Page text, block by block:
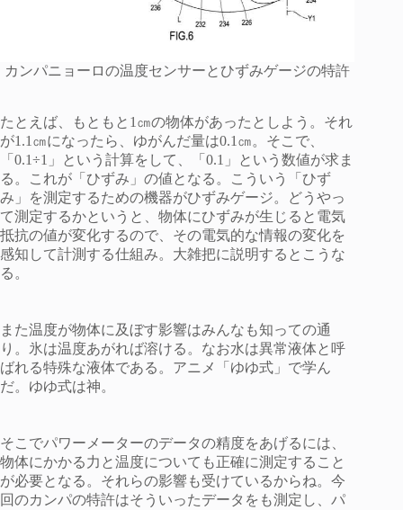
カンパニョーロの温度センサーとひずみゲージの特許
たとえば、もともと1㎝の物体があったとしよう。それ
が1.1㎝になったら、ゆがんだ量は0.1㎝。そこで、
「0.1÷1」という計算をして、「0.1」という数値が求ま
る。これが「ひずみ」の値となる。こういう「ひず
み」を測定するための機器がひずみゲージ。どうやっ
て測定するかというと、物体にひずみが生じると電気
抵抗の値が変化するので、その電気的な情報の変化を
感知して計測する仕組み。大雑把に説明するとこうな
る。
また温度が物体に及ぼす影響はみんなも知っての通
り。氷は温度あがれば溶ける。なお水は異常液体と呼
ばれる特殊な液体である。アニメ「ゆゆ式」で学ん
だ。ゆゆ式は神。
そこでパワーメーターのデータの精度をあげるには、
物体にかかる力と温度についても正確に測定すること
が必要となる。それらの影響も受けているからね。今
回のカンパの特許はそういったデータをも測定し、パ